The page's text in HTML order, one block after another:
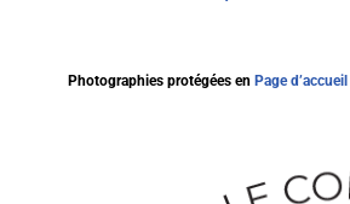
Photographies protégées en Page d’accueil